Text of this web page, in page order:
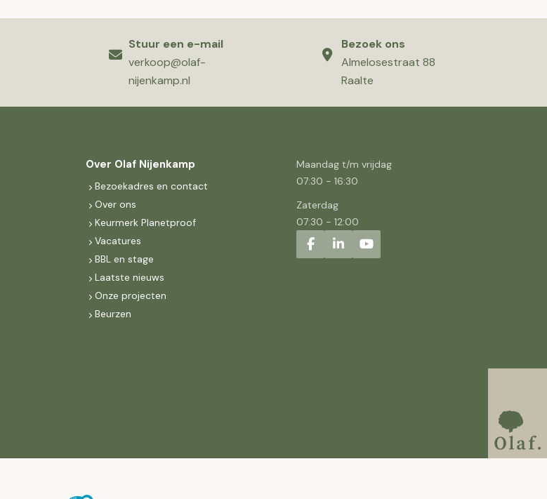
Stuur een e-mail
verkoop@olaf-
nijenkamp.nl
Bezoek ons
Almelosestraat 88
Raalte
Over Olaf Nijenkamp
Bezoekadres en contact
Over ons
Keurmerk Planetproof
Vacatures
BBL en stage
Laatste nieuws
Onze projecten
Beurzen
Maandag t/m vrijdag
07:30 - 16:30
Zaterdag
07:30 - 12:00